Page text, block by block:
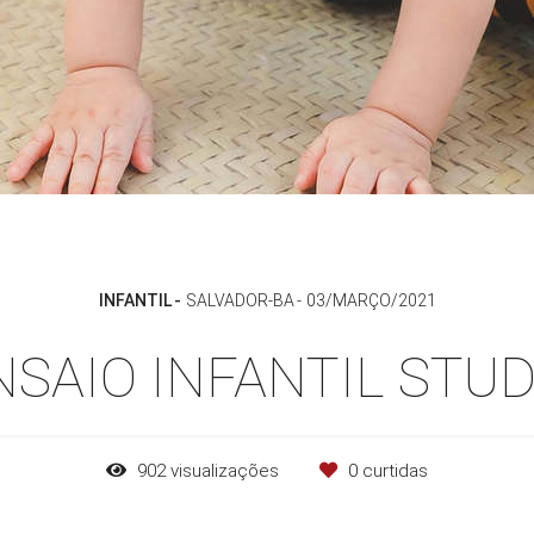
INFANTIL SALVADOR-BA 03/MARÇO/2021
INFANTIL
902visualizações 0 curtidas